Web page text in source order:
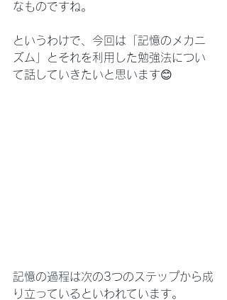
なものですね。
というわけで、今回は「記憶のメカニ
ズム」とそれを利用した勉強法につい
て話していきたいと思います😊
記憶の過程は次の3つのステップから成
り立っているといわれています。